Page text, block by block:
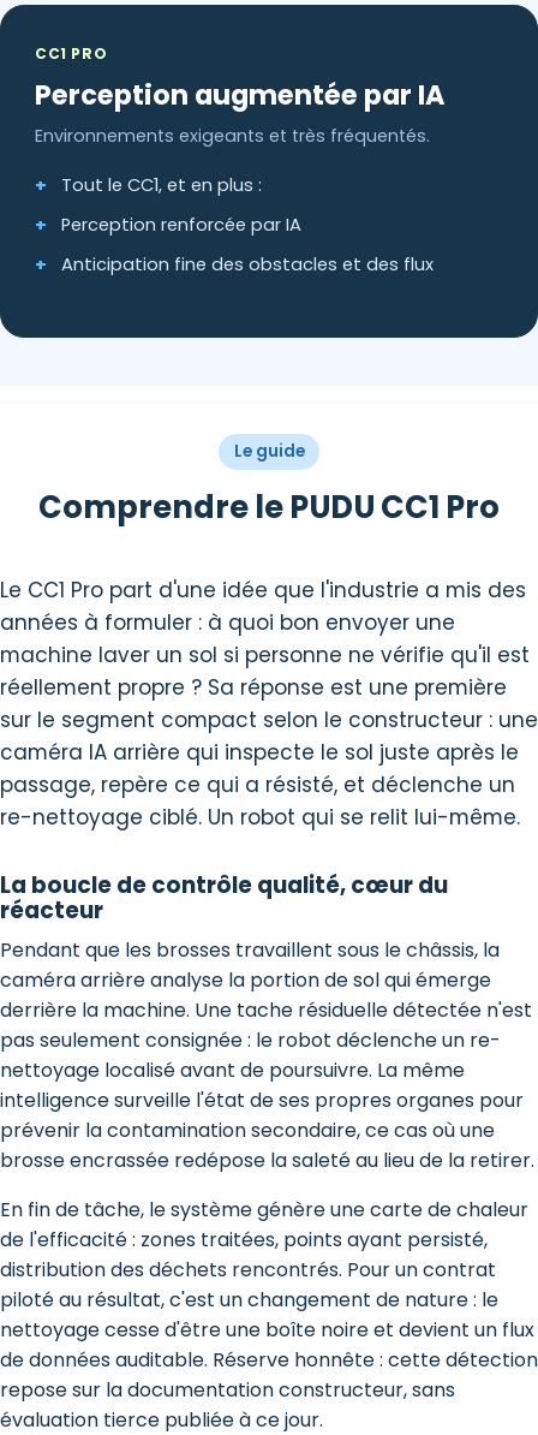
CC1 PRO
Perception augmentée par IA
Environnements exigeants et très fréquentés.
Tout le CC1, et en plus :
Perception renforcée par IA
Anticipation fine des obstacles et des flux
Le guide
Comprendre le PUDU CC1 Pro
Le CC1 Pro part d'une idée que l'industrie a mis des
années à formuler : à quoi bon envoyer une
machine laver un sol si personne ne vérifie qu'il est
réellement propre ? Sa réponse est une première
sur le segment compact selon le constructeur : une
caméra IA arrière qui inspecte le sol juste après le
passage, repère ce qui a résisté, et déclenche un
re-nettoyage ciblé. Un robot qui se relit lui-même.
La boucle de contrôle qualité, cœur du
réacteur
Pendant que les brosses travaillent sous le châssis, la
caméra arrière analyse la portion de sol qui émerge
derrière la machine. Une tache résiduelle détectée n'est
pas seulement consignée : le robot déclenche un re-
nettoyage localisé avant de poursuivre. La même
intelligence surveille l'état de ses propres organes pour
prévenir la contamination secondaire, ce cas où une
brosse encrassée redépose la saleté au lieu de la retirer.
En fin de tâche, le système génère une carte de chaleur
de l'efficacité : zones traitées, points ayant persisté,
distribution des déchets rencontrés. Pour un contrat
piloté au résultat, c'est un changement de nature : le
nettoyage cesse d'être une boîte noire et devient un flux
de données auditable. Réserve honnête : cette détection
repose sur la documentation constructeur, sans
évaluation tierce publiée à ce jour.